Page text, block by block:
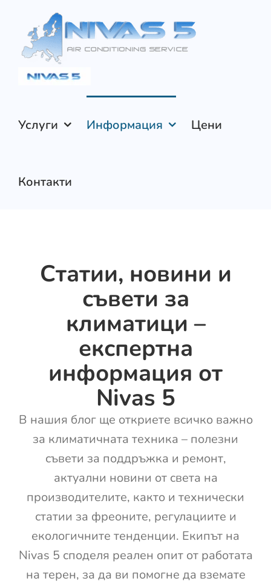
content
Услуги Информация Цени
Контакти
Статии, новини и
съвети за
климатици –
експертна
информация от
Nivas 5
В нашия блог ще откриете всичко важно
за климатичната техника – полезни
съвети за поддръжка и ремонт,
актуални новини от света на
производителите, както и технически
статии за фреоните, регулациите и
екологичните тенденции. Екипът на
Nivas 5 споделя реален опит от работата
на терен, за да ви помогне да вземате